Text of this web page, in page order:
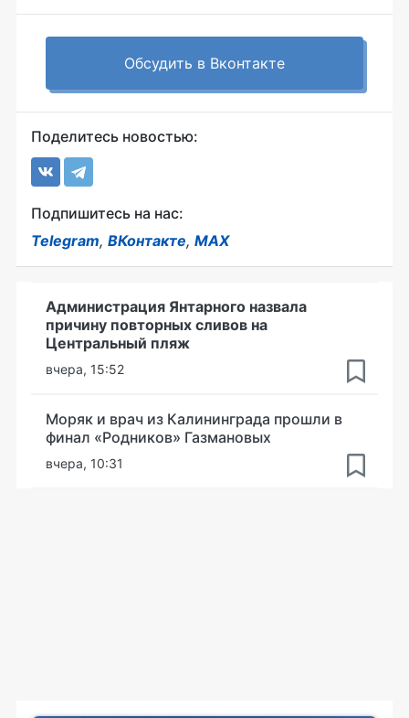
Обсудить в Вконтакте
Поделитесь новостью:
Подпишитесь на нас:
Telegram, ВКонтакте, MAX
Администрация Янтарного назвала
причину повторных сливов на
Центральный пляж
вчера, 15:52
Моряк и врач из Калининграда прошли в
финал «Родников» Газмановых
вчера, 10:31